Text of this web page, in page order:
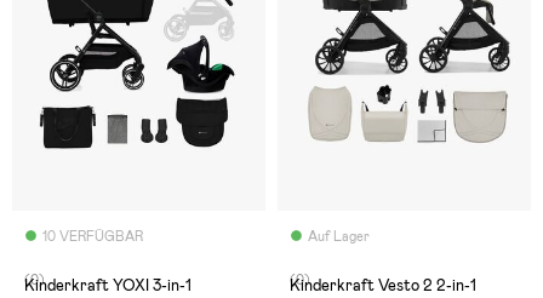
10 VERFÜGBAR
(0)
Kinderkraft YOXI 3-in-1
Auf Lager
(0)
Kinderkraft Vesto 2 2-in-1